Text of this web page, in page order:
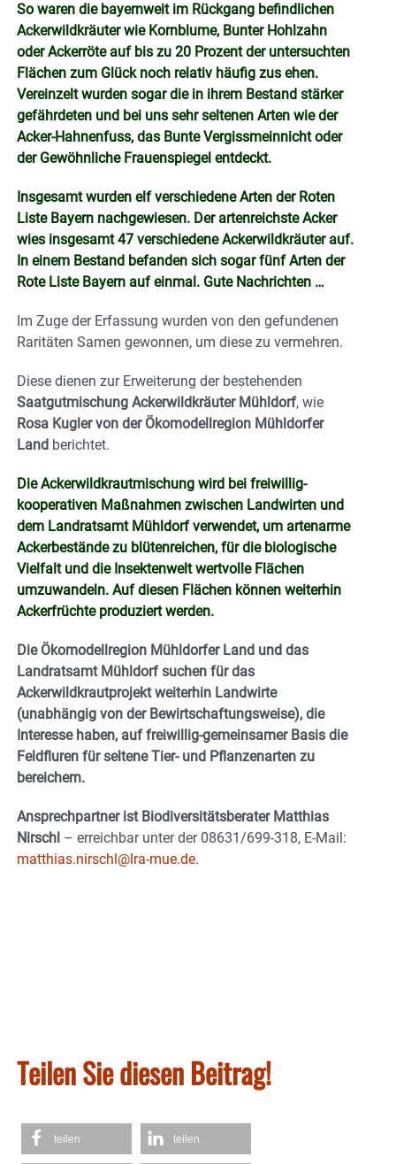
So waren die bayernweit im Rückgang befindlichen
Ackerwildkräuter wie Kornblume, Bunter Hohlzahn
oder Ackerröte auf bis zu 20 Prozent der untersuchten
Flächen zum Glück noch relativ häufig zus ehen.
Vereinzelt wurden sogar die in ihrem Bestand stärker
gefährdeten und bei uns sehr seltenen Arten wie der
Acker-Hahnenfuss, das Bunte Vergissmeinnicht oder
der Gewöhnliche Frauenspiegel entdeckt.
Insgesamt wurden elf verschiedene Arten der Roten
Liste Bayern nachgewiesen. Der artenreichste Acker
wies insgesamt 47 verschiedene Ackerwildkräuter auf.
In einem Bestand befanden sich sogar fünf Arten der
Rote Liste Bayern auf einmal. Gute Nachrichten …
Im Zuge der Erfassung wurden von den gefundenen
Raritäten Samen gewonnen, um diese zu vermehren.
Diese dienen zur Erweiterung der bestehenden
Saatgutmischung Ackerwildkräuter Mühldorf, wie
Rosa Kugler von der Ökomodellregion Mühldorfer
Land berichtet.
Die Ackerwildkrautmischung wird bei freiwillig-
kooperativen Maßnahmen zwischen Landwirten und
dem Landratsamt Mühldorf verwendet, um artenarme
Ackerbestände zu blütenreichen, für die biologische
Vielfalt und die Insektenwelt wertvolle Flächen
umzuwandeln. Auf diesen Flächen können weiterhin
Ackerfrüchte produziert werden.
Die Ökomodellregion Mühldorfer Land und das
Landratsamt Mühldorf suchen für das
Ackerwildkrautprojekt weiterhin Landwirte
(unabhängig von der Bewirtschaftungsweise), die
Interesse haben, auf freiwillig-gemeinsamer Basis die
Feldfluren für seltene Tier- und Pflanzenarten zu
bereichern.
Ansprechpartner ist Biodiversitätsberater Matthias
Nirschl – erreichbar unter der 08631/699-318, E-Mail:
matthias.nirschl@lra-mue.de.
Teilen Sie diesen Beitrag!
teilen teilen